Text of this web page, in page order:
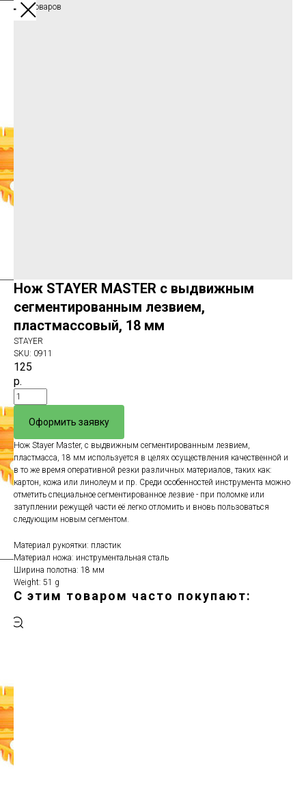
Каталог товаров
Нож STAYER MASTER с выдвижным
сегментированным лезвием,
пластмассовый, 18 мм
STAYER
SKU: 0911
125
р.
Оформить заявку
Нож Stayer Master, с выдвижным сегментированным лезвием,
пластмасса, 18 мм используется в целях осуществления качественной и
в то же время оперативной резки различных материалов, таких как:
картон, кожа или линолеум и пр. Среди особенностей инструмента можно
отметить специальное сегментированное лезвие - при поломке или
затуплении режущей части её легко отломить и вновь пользоваться
следующим новым сегментом.
Материал рукоятки: пластик
Материал ножа: инструментальная сталь
Ширина полотна: 18 мм
Weight: 51 g
С этим товаром часто покупают: